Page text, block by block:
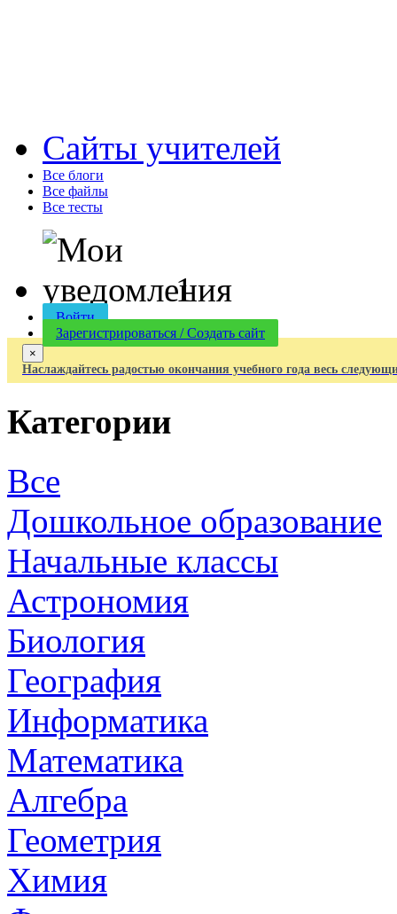
Cайты учителей
Все блоги
Все файлы
Все тесты
1
Войти
Зарегистрироваться / Создать сайт
×
Наслаждайтесь радостью окончания учебного года весь
Категории
Все
Дошкольное образование
Начальные классы
Астрономия
Биология
География
Информатика
Математика
Алгебра
Геометрия
Химия